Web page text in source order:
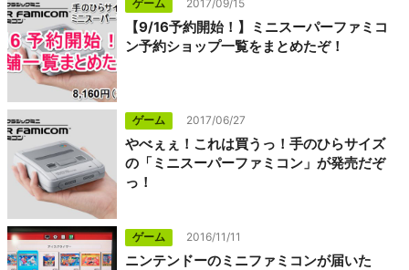
ゲーム 2017/09/15
【9/16予約開始！】ミニスーパーファミコ
ン予約ショップ一覧をまとめたぞ！
ゲーム 2017/06/27
やべぇぇ！これは買うっ！手のひらサイズ
の「ミニスーパーファミコン」が発売だぞ
っ！
ゲーム 2016/11/11
ニンテンドーのミニファミコンが届いた